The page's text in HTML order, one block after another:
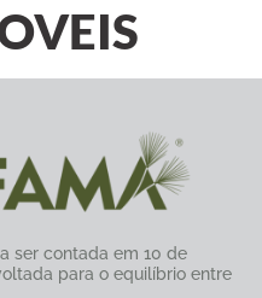
ser contada em 10 de
para o equilíbrio entre